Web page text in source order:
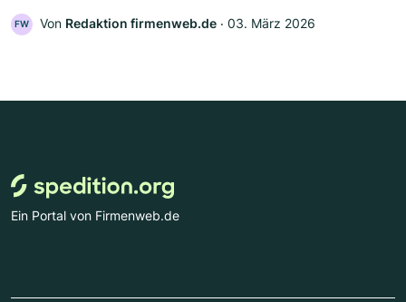
FW Von Redaktion firmenweb.de ‧ 03. März 2026
Ein Portal von Firmenweb.de